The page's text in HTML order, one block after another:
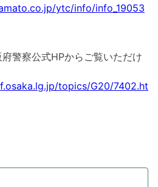
ytc/info/info_19053
警察公式HPからご覧いただけ
topics/G20/7402.ht